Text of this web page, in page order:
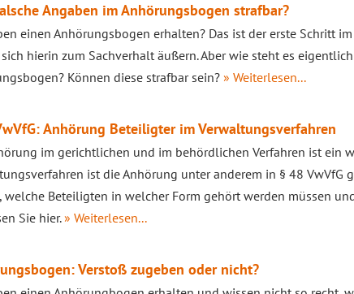
Angaben im Anhörungsbogen strafbar?
einen Anhörungsbogen erhalten? Das ist der erste Schritt
hierin zum Sachverhalt äußern. Aber wie steht es
Können diese strafbar sein? » Weiterlesen...
Anhörung Beteiligter im Verwaltungsverfahren
im gerichtlichen und im behördlichen Verfahren ist ein
ist die Anhörung unter anderem in § 48 VwVfG
welche Beteiligten in welcher Form gehört werden müssen
Sie hier.» Weiterlesen...
Verstoß zugeben oder nicht?